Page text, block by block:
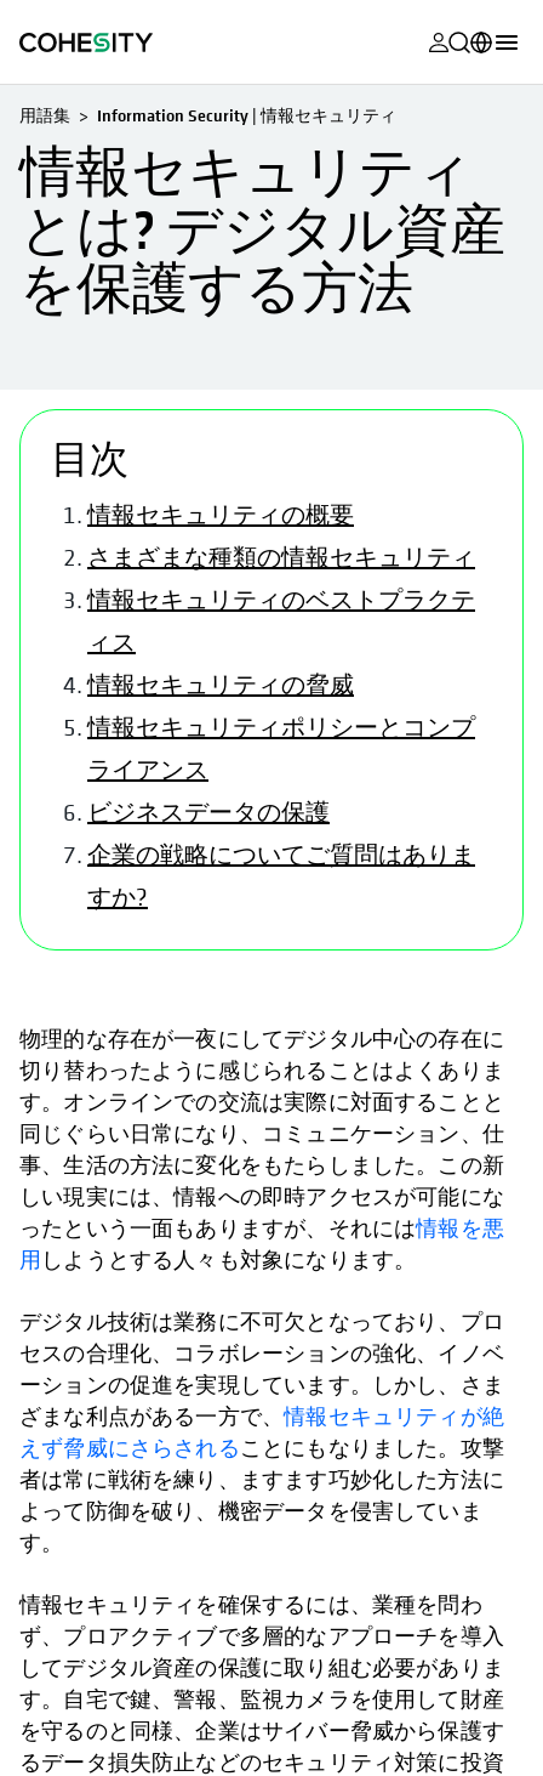
新しいタ
新しいタ
Alta
新しいタ
サポート
新しいタ
新しいタ
新しいタ
Cohesity
Community
新しいタ
新しいタ
English (U.S.)
Deutsch (Germany)
Français (France)
Português (Brazil)
用語集 Information Security | 情報セキュリティ
情報セキュリティ
とは? デジタル資産
を保護する方法
目次
情報セキュリティの概要
さまざまな種類の情報セキュリティ
情報セキュリティのベストプラクテ
ィス
情報セキュリティの脅威
情報セキュリティポリシーとコンプ
ライアンス
ビジネスデータの保護
企業の戦略についてご質問はありま
すか?
物理的な存在が一夜にしてデジタル中心の存在に
切り替わったように感じられることはよくありま
す。オンラインでの交流は実際に対面することと
同じぐらい日常になり、コミュニケーション、仕
事、生活の方法に変化をもたらしました。この新
しい現実には、情報への即時アクセスが可能にな
ったという一面もありますが、それには情報を悪
用 しようとする人々も対象になります。
デジタル技術は業務に不可欠となっており、プロ
セスの合理化、コラボレーションの強化、イノベ
ーションの促進を実現しています。しかし、さま
ざまな利点がある一方で、情報セキュリティが絶
えず脅威にさらされることにもなりました。攻撃
者は常に戦術を練り、ますます巧妙化した方法に
よって防御を破り、機密データを侵害していま
す。
情報セキュリティを確保するには、業種を問わ
ず、プロアクティブで多層的なアプローチを導入
してデジタル資産の保護に取り組む必要がありま
す。自宅で鍵、警報、監視カメラを使用して財産
を守るのと同様、企業はサイバー脅威から保護す
るデータ損失防止などのセキュリティ対策に投資